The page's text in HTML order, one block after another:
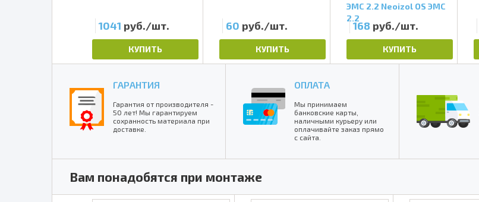
1041 руб./шт.
КУПИТЬ
60 руб./шт.
КУПИТЬ
ЭМС 2.2 Neoizol OS ЭМС
2.2
168 руб./шт.
КУПИТЬ
ГАРАНТИЯ
Гарантия от производителя -
50 лет! Мы гарантируем
сохранность материала при
доставке.
ОПЛАТА
Мы принимаем
банковские карты,
наличными курьеру или
оплачивайте заказ прямо
с сайта.
Вам понадобятся при монтаже